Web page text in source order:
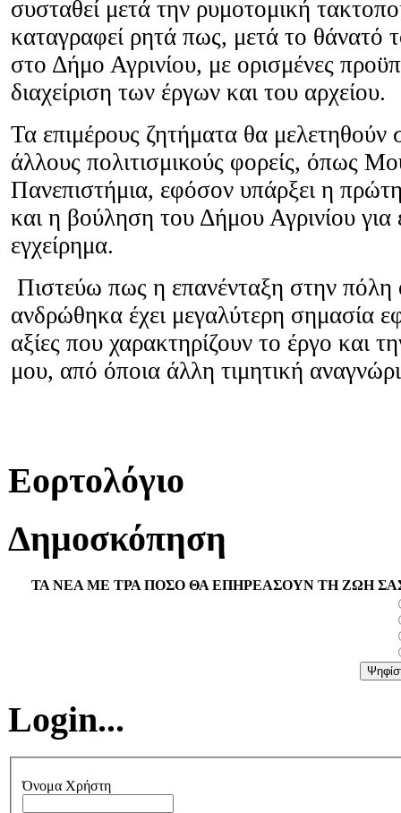
συσταθεί μετά την ρυμοτομική
καταγραφεί ρητά πως, μετά το θάνατό
στο Δήμο Αγρινίου, με ορισμένες
διαχείριση των έργων και του αρχείου.
Τα επιμέρους ζητήματα θα μελετηθούν
άλλους πολιτισμικούς φορείς, όπως
Πανεπιστήμια, εφόσον υπάρξει η
και η βούληση του Δήμου Αγρινίου για
εγχείρημα.
Πιστεύω πως η επανένταξη στην πόλη
ανδρώθηκα έχει μεγαλύτερη σημασία
αξίες που χαρακτηρίζουν το έργο και
μου, από όποια άλλη τιμητική
Εορτολόγιο
Δημοσκόπηση
ΤΑ ΝΕΑ ΜΕ ΤΡΑ ΠΟΣΟ ΘΑ ΕΠΗΡΕΑΣΟΥΝ ΤΗ ΖΩΗ
Login...
Όνομα Χρήστη